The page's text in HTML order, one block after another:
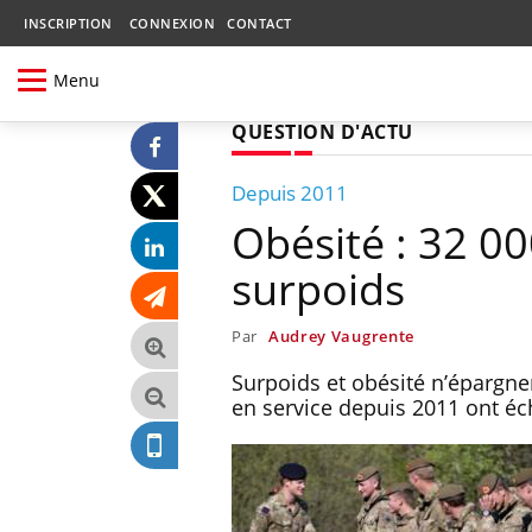
INSCRIPTION CONNEXION CONTACT
Menu
QUESTION D'ACTU
Depuis 2011
Obésité : 32
surpoids
Par Audrey Vaugrente
Surpoids et obésité
en service depuis 2011 ont